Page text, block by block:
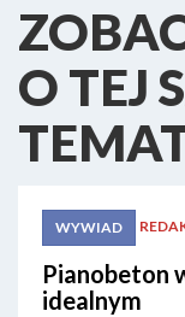
O TEJ
WYWIAD
Pianobeton
idealnym